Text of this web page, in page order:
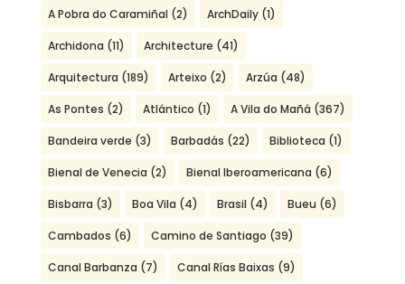
A Pobra do Caramiñal (2) ArchDaily(1)
Archidona (11) Architecture (41)
Arquitectura (189) Arteixo (2) Arzúa (48)
As Pontes (2) Atlántico (1) A Vila do Mañá (367)
Bandeira verde (3) Barbadás (22) Biblioteca (1)
Bienal de Venecia (2) Bienal Iberoamericana (6)
Bisbarra (3) Boa Vila (4) Brasil (4) Bueu (6)
Cambados (6) Camino de Santiago (39)
Canal Barbanza (7) Canal Rías Baixas (9)